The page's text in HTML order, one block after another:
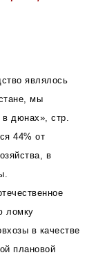
являлось
мы
дюнах», стр.
44% от
в
ломку
в качестве
плановой